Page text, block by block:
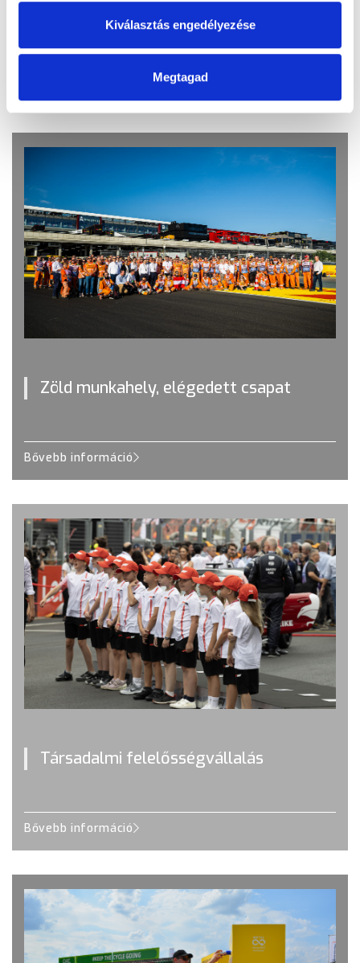
Kiválasztás engedélyezése
Megtagad
Akadálymentesség
Zöld munkahely, elégedett csapat
Bővebb információ
Társadalmi felelősségvállalás
Bővebb információ